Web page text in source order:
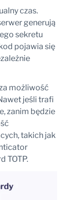
czas.
generują
sekretu
pojawia się
możliwość
jeśli trafi
zanim będzie
takich jak
TOTP.